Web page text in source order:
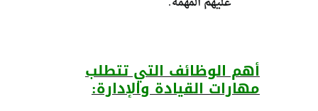
أهم الوظائف التي تتطلب
مهارات القيادة والإدارة: